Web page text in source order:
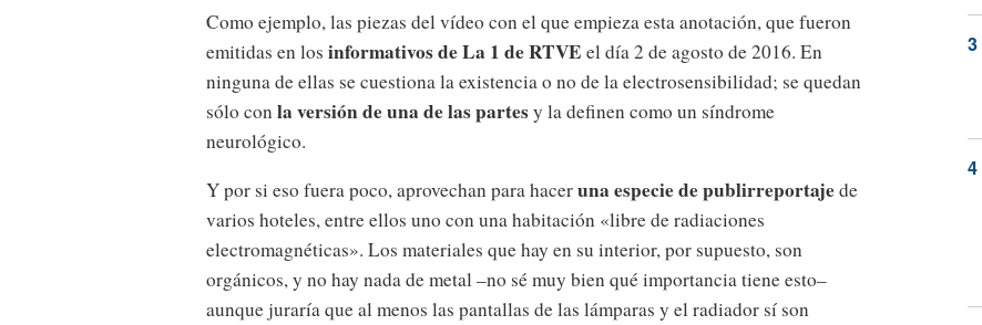
Como ejemplo, las piezas del vídeo con el que empieza esta anotación, que fueron
emitidas en los informativos de La 1 de RTVE el día 2 de agosto de 2016. En
ninguna de ellas se cuestiona la existencia o no de la electrosensibilidad; se quedan
sólo conla versión de una de las partesy la definen como un síndrome
neurológico.
Y por si eso fuera poco, aprovechan para haceruna especie de publirreportajede
varios hoteles, entre ellos uno con una habitación «libre de radiaciones
electromagnéticas». Los materiales que hay en su interior, por supuesto, son
orgánicos, y no hay nada de metal –no sé muy bien qué importancia tiene esto–
aunque juraría que al menos las pantallas de las lámparas y el radiador sí son